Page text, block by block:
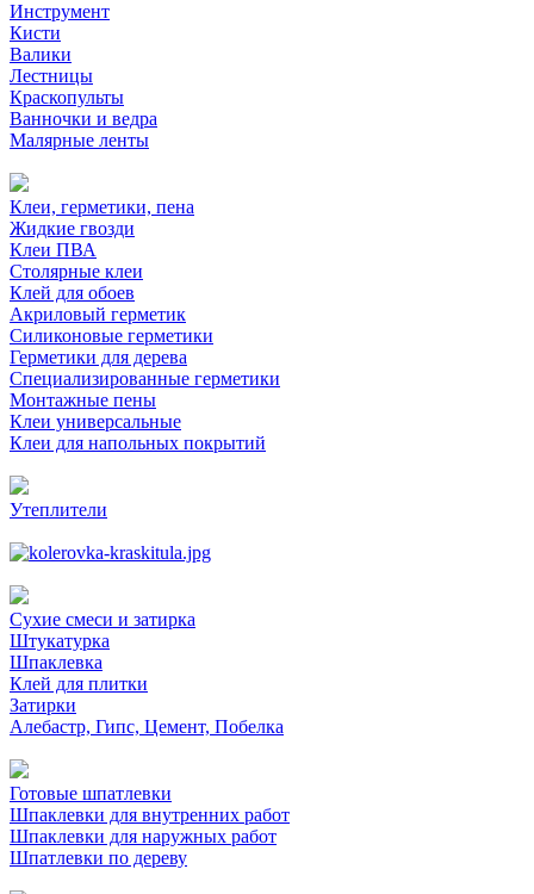
Инструмент
Кисти
Валики
Лестницы
Краскопульты
Ванночки и ведра
Малярные ленты
Клеи, герметики, пена
Жидкие гвозди
Клеи ПВА
Столярные клеи
Клей для обоев
Акриловый герметик
Силиконовые герметики
Герметики для дерева
Специализированные герметики
Монтажные пены
Клеи универсальные
Клеи для напольных покрытий
Утеплители
Сухие смеси и затирка
Штукатурка
Шпаклевка
Клей для плитки
Затирки
Алебастр, Гипс, Цемент, Побелка
Готовые шпатлевки
Шпаклевки для внутренних работ
Шпаклевки для наружных работ
Шпатлевки по дереву